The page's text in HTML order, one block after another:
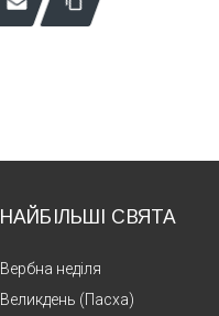
НАЙБІЛЬШІ СВЯТА
Вербна неділя
Великдень (Пасха)